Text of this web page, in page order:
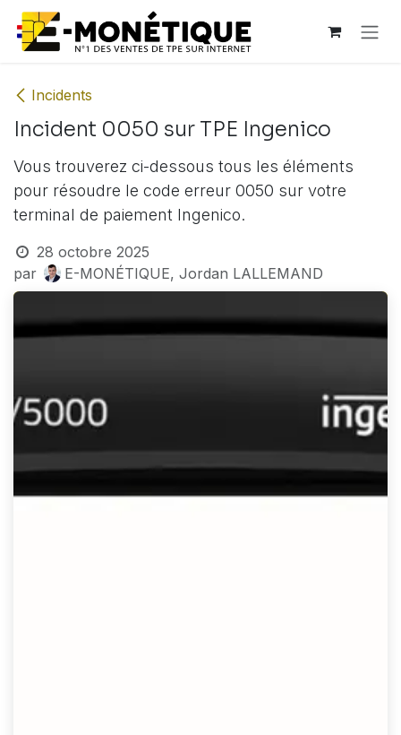
Se rendre au contenu
Incidents
Incident 0050 sur TPE Ingenico
Vous trouverez ci-dessous tous les éléments
pour résoudre le code erreur 0050 sur votre
terminal de paiement Ingenico.
28 octobre 2025
par
E-MONÉTIQUE, Jordan LALLEMAND